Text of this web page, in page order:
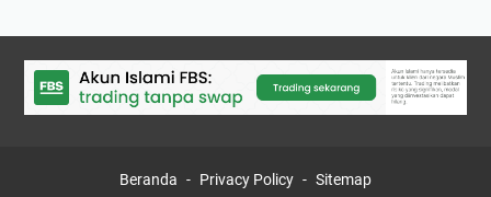
Beranda Privacy Policy Sitemap